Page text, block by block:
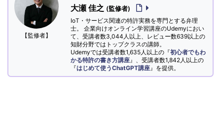
【監修者】
大瀬 佳之 (監修者)
IoT・サービス関連の特許実務を専門とする弁理
士。 企業向けオンライン学習講座のUdemyにおい
て、受講者数3,044人以上、レビュー数639以上の
知財分野ではトップクラスの講師。
Udemyでは受講者数1,635人以上の『初心者でもわ
かる特許の書き方講座 』、受講者数1,842人以上の
『はじめて使うChatGPT講座 』を提供。